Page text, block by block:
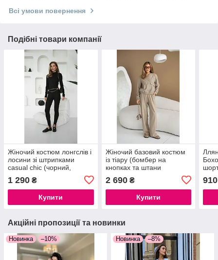
Всі умови повернення
Подібні товари компанії
Жіночий костюм лонгслів і
лосини зі штрипками
casual chic (чорний,
коричневий, молочний),
42/44, 46/48
1 290 ₴
Купити
Жіночий базовий костюм
із тіару (бомбер на
кнопках та штани
палаццо), розміри 42-44,
46-48
2 690₴
Купити
910
Акційні пропозиції та новинки
Новинка –10% Новинка –8%